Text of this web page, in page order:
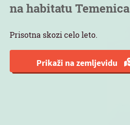
na habitatu Temenica
Prisotna skozi celo leto.
Prikaži na zemljevidu